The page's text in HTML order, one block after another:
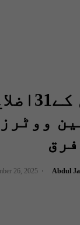
Abdul
26, 2025